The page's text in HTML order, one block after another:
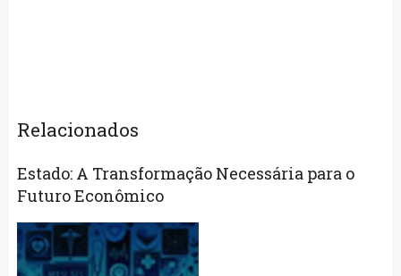
Relacionados
Estado: A Transformação Necessária para o
Futuro Econômico